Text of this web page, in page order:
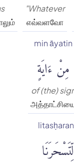
"Whatever
எவ்வளவோ
min āyatin
مِنْ ءَايَةٍ
of (the)
لِّتَسْحَرَنَا